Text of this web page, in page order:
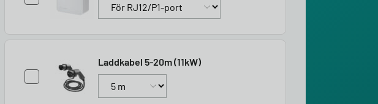
Laddkabel 5-20m (11kW)